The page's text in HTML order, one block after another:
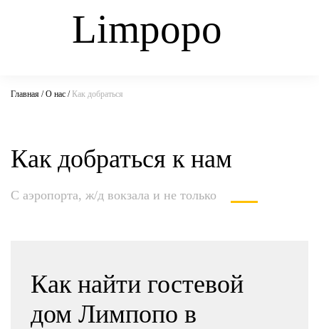
Limpopo
Главная /О нас / Как добраться
Как добраться к нам
С аэропорта, ж/д вокзала и не только
Как найти гостевой
дом Лимпопо в